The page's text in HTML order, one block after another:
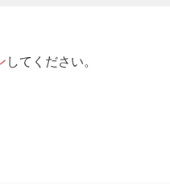
してください。